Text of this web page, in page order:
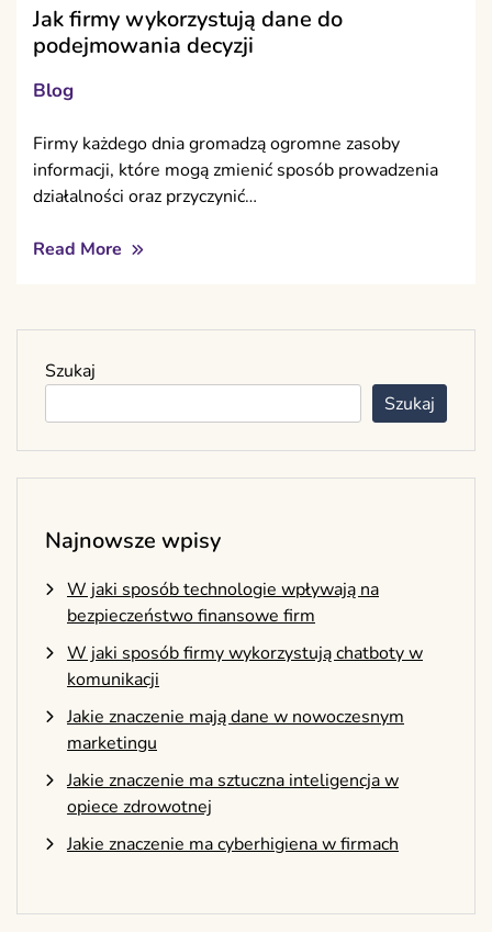
Jak firmy wykorzystują dane do
podejmowania decyzji
Blog
Firmy każdego dnia gromadzą ogromne zasoby
informacji, które mogą zmienić sposób prowadzenia
działalności oraz przyczynić…
Read More
Szukaj
Szukaj
Najnowsze wpisy
W jaki sposób technologie wpływają na
bezpieczeństwo finansowe firm
W jaki sposób firmy wykorzystują chatboty w
komunikacji
Jakie znaczenie mają dane w nowoczesnym
marketingu
Jakie znaczenie ma sztuczna inteligencja w
opiece zdrowotnej
Jakie znaczenie ma cyberhigiena w firmach